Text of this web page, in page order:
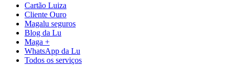
Cartão Luiza
Cliente Ouro
Magalu seguros
Blog da Lu
Maga +
WhatsApp da Lu
Todos os serviços